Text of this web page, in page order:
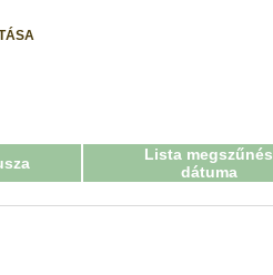
Lista megszűnés
dátuma